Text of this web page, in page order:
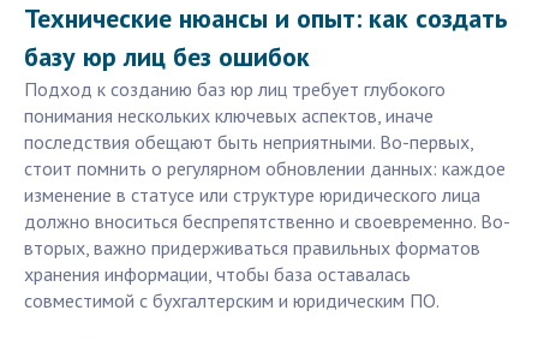
Технические нюансы и опыт: как создать
базу юр лиц без ошибок
Подход к созданию баз юр лиц требует глубокого
понимания нескольких ключевых аспектов, иначе
последствия обещают быть неприятными. Во-первых,
стоит помнить о регулярном обновлении данных: каждое
изменение в статусе или структуре юридического лица
должно вноситься беспрепятственно и своевременно. Во-
вторых, важно придерживаться правильных форматов
хранения информации, чтобы база оставалась
совместимой с бухгалтерским и юридическим ПО.